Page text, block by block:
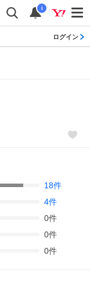
i
ログイン
18件
4件
0件
0件
0件